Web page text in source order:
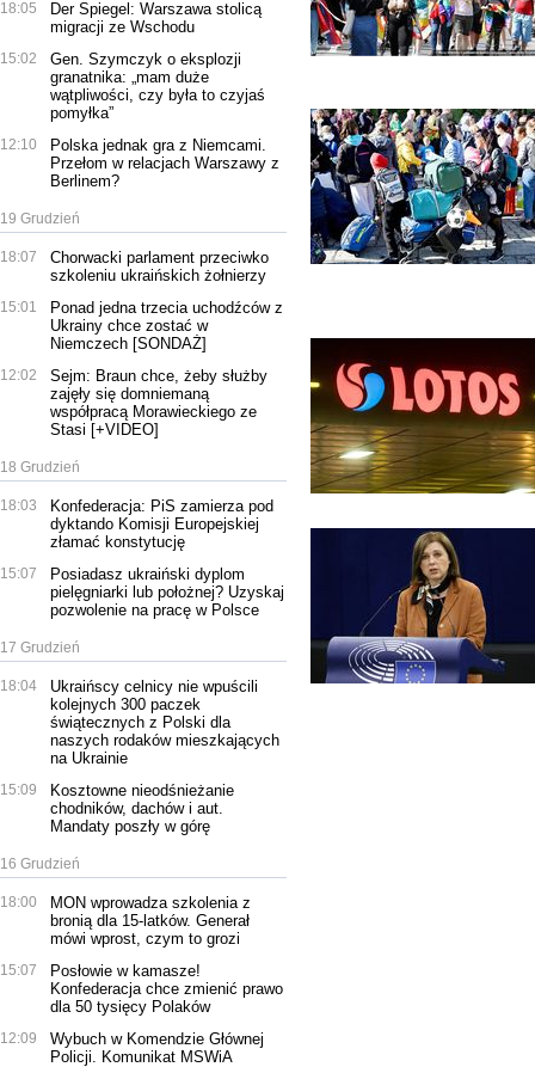
18:05
Der Spiegel: Warszawa stolicą
migracji ze Wschodu
15:02
Gen. Szymczyk o eksplozji
granatnika: „mam duże
wątpliwości, czy była to czyjaś
pomyłka”
12:10
Polska jednak gra z Niemcami.
Przełom w relacjach Warszawy z
Berlinem?
19 Grudzień
18:07
Chorwacki parlament przeciwko
szkoleniu ukraińskich żołnierzy
15:01
Ponad jedna trzecia uchodźców z
Ukrainy chce zostać w
Niemczech [SONDAŻ]
12:02
Sejm: Braun chce, żeby służby
zajęły się domniemaną
współpracą Morawieckiego ze
Stasi [+VIDEO]
18 Grudzień
18:03
Konfederacja: PiS zamierza pod
dyktando Komisji Europejskiej
złamać konstytucję
15:07
Posiadasz ukraiński dyplom
pielęgniarki lub położnej? Uzyskaj
pozwolenie na pracę w Polsce
17 Grudzień
18:04
Ukraińscy celnicy nie wpuścili
kolejnych 300 paczek
świątecznych z Polski dla
naszych rodaków mieszkających
na Ukrainie
15:09
Kosztowne nieodśnieżanie
chodników, dachów i aut.
Mandaty poszły w górę
16 Grudzień
18:00
MON wprowadza szkolenia z
bronią dla 15-latków. Generał
mówi wprost, czym to grozi
15:07
Posłowie w kamasze!
Konfederacja chce zmienić prawo
dla 50 tysięcy Polaków
12:09
Wybuch w Komendzie Głównej
Policji. Komunikat MSWiA